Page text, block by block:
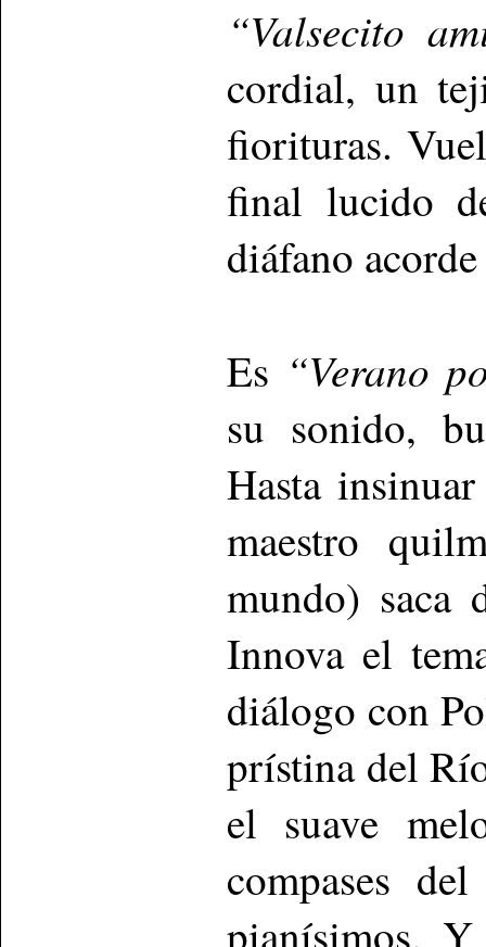
“Valsecito
cordial, un
fiorituras.
final lucido
diáfano
Es “Verano
su sonido,
Hasta
maestro
mundo) saca
Innova el
diálogo con
prístina del
el suave
compases
pianísimos.